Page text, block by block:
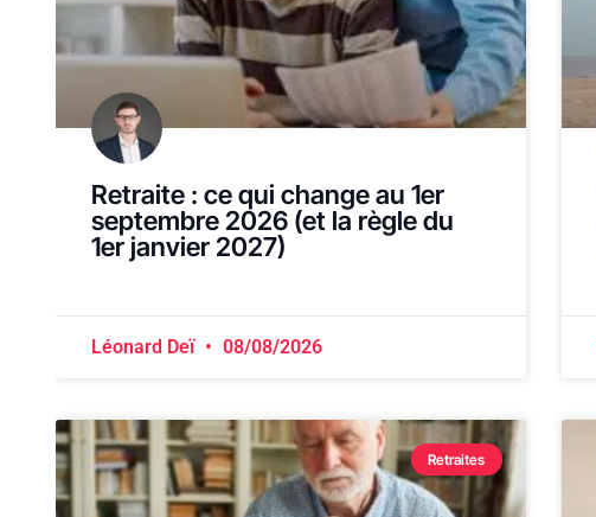
Retraite : ce qui change au 1er
septembre 2026 (et la règle du
1er janvier 2027)
Léonard Deï 08/08/2026
Retraites